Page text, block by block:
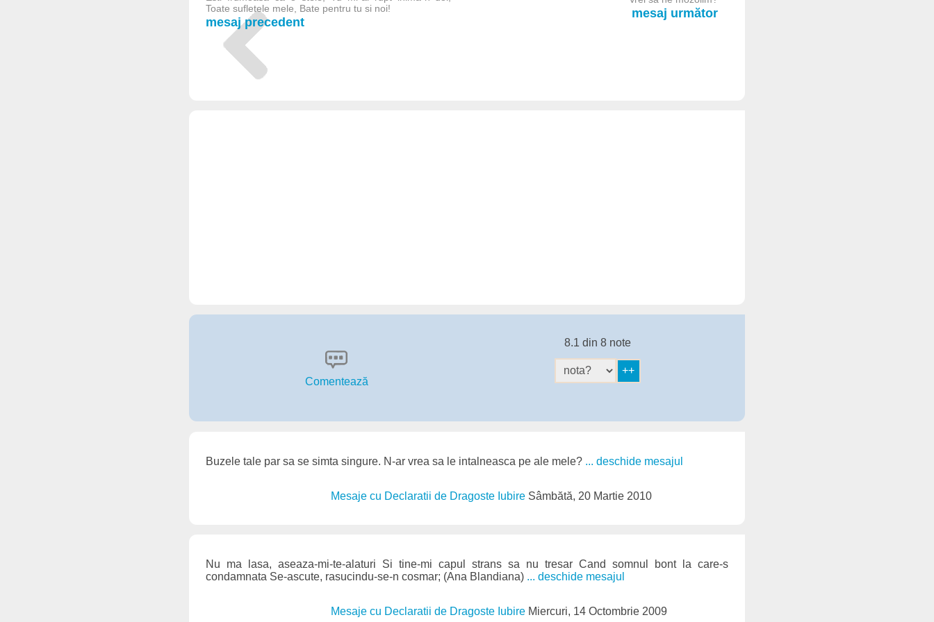
Toate sufletele mele, Bate pentru tu si noi!
mesaj precedent
mesaj următor
Comentează
8.1 din 8 note
Buzele tale par sa se simta singure. N-ar vrea sa le intalneasca pe ale mele? ... deschide mesajul
Mesaje cu Declaratii de Dragoste Iubire Sâmbătă, 20 Martie 2010
Nu ma lasa, aseaza-mi-te-alaturi Si tine-mi capul strans sa nu tresar Cand somnul bont la care-s
condamnata Se-ascute, rasucindu-se-n cosmar; (Ana Blandiana) ... deschide mesajul
Mesaje cu Declaratii de Dragoste Iubire Miercuri, 14 Octombrie 2009